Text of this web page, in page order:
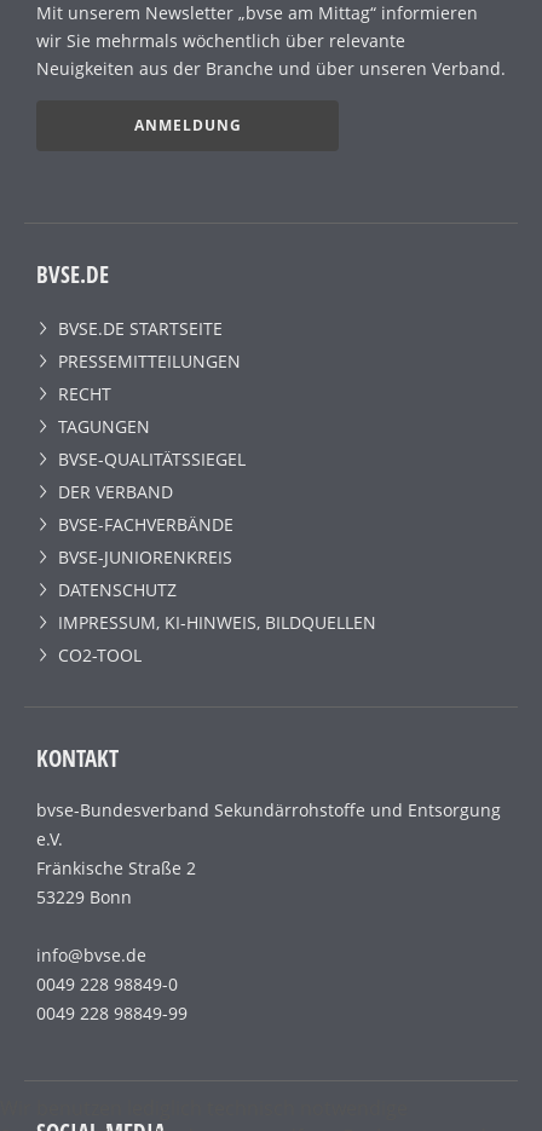
Mit unserem Newsletter „bvse am Mittag“ informieren
wir Sie mehrmals wöchentlich über relevante
Neuigkeiten aus der Branche und über unseren Verband.
ANMELDUNG
BVSE.DE
BVSE.DE STARTSEITE
PRESSEMITTEILUNGEN
RECHT
TAGUNGEN
BVSE-QUALITÄTSSIEGEL
DER VERBAND
BVSE-FACHVERBÄNDE
BVSE-JUNIORENKREIS
DATENSCHUTZ
IMPRESSUM, KI-HINWEIS, BILDQUELLEN
CO2-TOOL
KONTAKT
bvse-Bundesverband Sekundärrohstoffe und Entsorgung
e.V.
Fränkische Straße 2
53229 Bonn
info@bvse.de
0049 228 98849-0
0049 228 98849-99